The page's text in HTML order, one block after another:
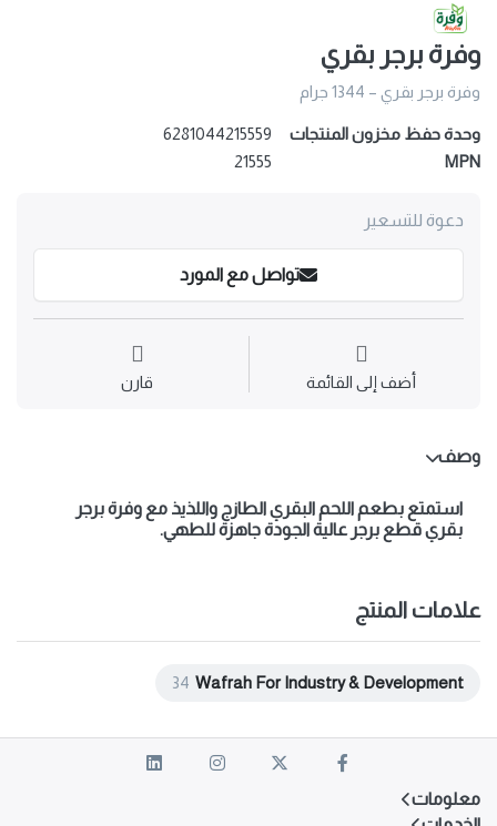
وفرة برجر بقري
وفرة برجر بقري – 1344 جرام
وحدة حفظ مخزون المنتجات
6281044215559
MPN
21555
دعوة للتسعير
تواصل مع المورد
أضف إلى القائمة قارن
وصف
استمتع بطعم اللحم البقري الطازج واللذيذ مع وفرة برجر
بقريقطع برجر عالية الجودة جاهزة للطهي.
علامات المنتج
Wafrah For Industry & Development
34
معلومات